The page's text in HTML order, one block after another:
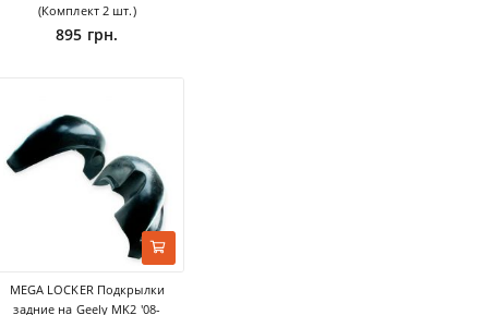
(Комплект 2 шт.)
895 грн.
MEGA LOCKER Подкрылки
задние на Geely MK2 '08-